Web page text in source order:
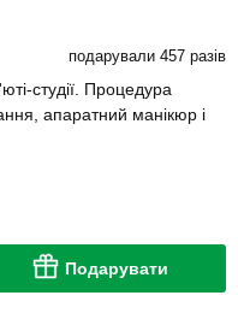
подарували 457 разів
студії. Процедура
апаратний манікюр і
Подарувати